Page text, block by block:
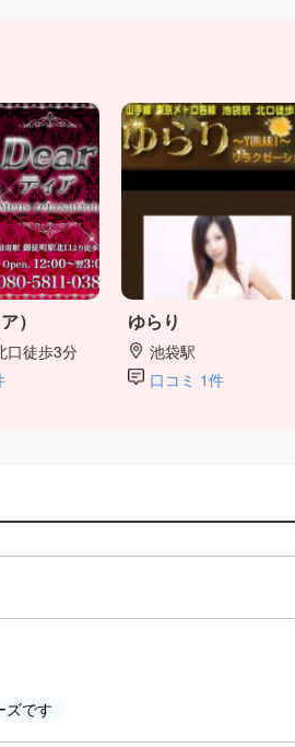
）
口徒歩3分
ゆらり
池袋駅
口コミ 1件
ズです